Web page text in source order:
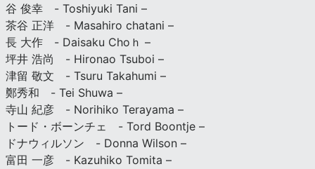
谷 俊幸 - Toshiyuki Tani –
茶谷 正洋 - Masahiro chatani –
長 大作 - Daisaku Choｈ –
坪井 浩尚 - Hironao Tsuboi –
津留 敬文 - Tsuru Takahumi –
鄭秀和 - Tei Shuwa –
寺山 紀彦 - Norihiko Terayama –
トード・ボーンチェ - Tord Boontje –
ドナウィルソン - Donna Wilson –
富田 一彦 - Kazuhiko Tomita –